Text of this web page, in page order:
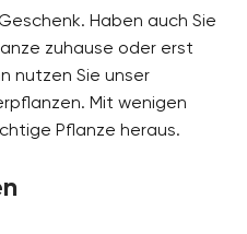
Haben auch Sie
zuhause oder erst
nutzen Sie unser
Mit wenigen
Pflanze heraus.